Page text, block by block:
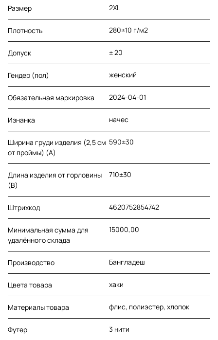
Размер 2XL
Плотность 280±10 г/м2
Допуск ± 20
Гендер (пол) женский
Обязательная маркировка 2024-04-01
Изнанка начес
Ширина груди изделия (2,5 см
от проймы) (A)
590±30
Длина изделия от горловины
(B)
710±30
Штрихкод 4620752854742
Минимальная сумма для
удалённого склада
15000,00
Производство Бангладеш
Цвета товара хаки
Материалы товара флис, полиэстер, хлопок
Футер 3 нити